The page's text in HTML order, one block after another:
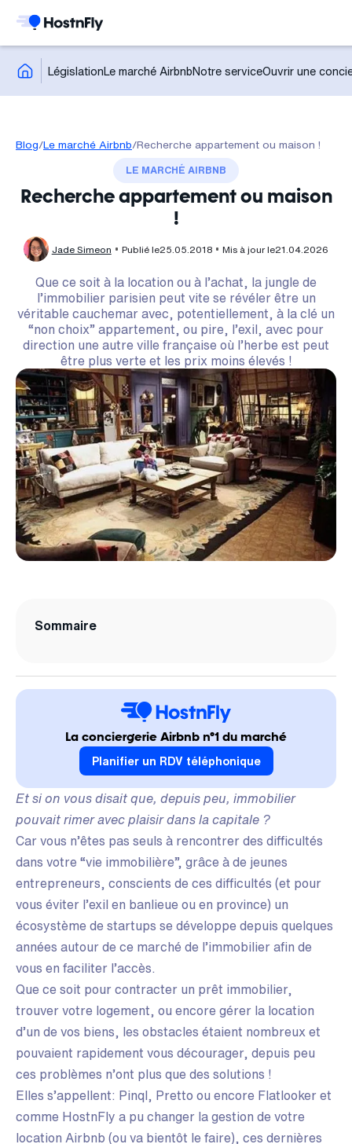
LégislationLe marché AirbnbNotre serviceOuvrir une
Blog/Le marché Airbnb/Recherche appartement ou maison !
LE MARCHÉ AIRBNB
Recherche appartement ou maison
!
Jade Simeon Publié le25.05.2018 Mis à jour le21.04.2026
Que ce soit à la location ou à l’achat, la jungle de
l’immobilier parisien peut vite se révéler être un
véritable cauchemar avec, potentiellement, à la clé un
“non choix” appartement, ou pire, l’exil, avec pour
direction une autre ville française où l’herbe est peut
être plus verte et les prix moins élevés !
Sommaire
La conciergerie Airbnb n°1 du marché
Planifier un RDV téléphonique
Et si on vous disait que, depuis peu, immobilier
pouvait rimer avec plaisir dans la capitale ?
Car vous n’êtes pas seuls à rencontrer des difficultés
dans votre “vie immobilière”, grâce à de jeunes
entrepreneurs, conscients de ces difficultés (et pour
vous éviter l’exil en banlieue ou en province) un
écosystème de startups se développe depuis quelques
années autour de ce marché de l’immobilier afin de
vous en faciliter l’accès.
Que ce soit pour contracter un prêt immobilier,
trouver votre logement, ou encore gérer la location
d’un de vos biens, les obstacles étaient nombreux et
pouvaient rapidement vous décourager, depuis peu
ces problèmes n’ont plus que des solutions !
Elles s’appellent: Pinql, Pretto ou encore Flatlooker et
comme HostnFly a pu changer la gestion de votre
location Airbnb (ou va bientôt le faire), ces dernières